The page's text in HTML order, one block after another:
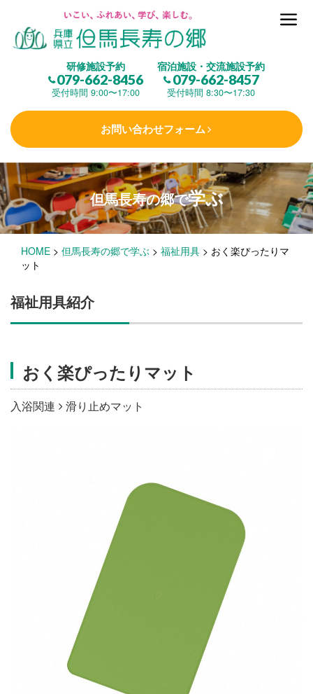
研修施設予約
079-662-8456
受付時間 9:00〜17:00
宿泊施設・交流施設予約
079-662-8457
受付時間 8:30〜17:30
お問い合わせフォーム
但馬長寿の郷とは
(研修施設)
楽しむ
学 ぶ(健康福祉)
泊まる(宿泊)
施設・料金
アクセス
但馬長寿の郷で学ぶ
HOME > 但馬長寿の郷で学ぶ > 福祉用具 > おく楽ぴったりマ
ット
福祉用具紹介
おく楽ぴったりマット
入浴関連 滑り止めマット